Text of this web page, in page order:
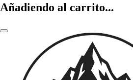
Añadiendo al carrito...